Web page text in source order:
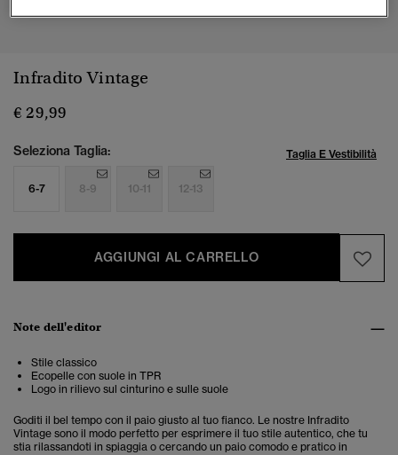
Infradito Vintage
€ 29,99
Seleziona Taglia: Taglia E Vestibilità
6-7 8-9 10-11 12-13
AGGIUNGI AL CARRELLO
Note dell'editor
Stile classico
Ecopelle con suole in TPR
Logo in rilievo sul cinturino e sulle suole
Goditi il bel tempo con il paio giusto al tuo fianco. Le nostre Infradito
Vintage sono il modo perfetto per esprimere il tuo stile autentico, che tu
stia rilassandoti in spiaggia o cercando un paio comodo e pratico in